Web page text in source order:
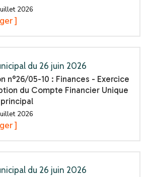
2026
]
du 26 juin 2026
n°26/05-10 : Finances - Exercice
du Compte Financier Unique
2026
]
du 26 juin 2026